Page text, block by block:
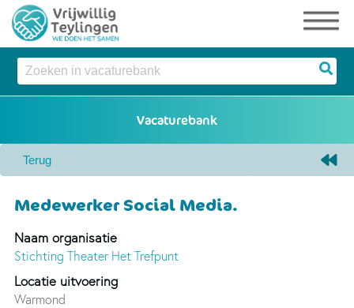
Medewerker Social Media.
Naam organisatie
Stichting Theater Het Trefpunt
Locatie uitvoering
Warmond